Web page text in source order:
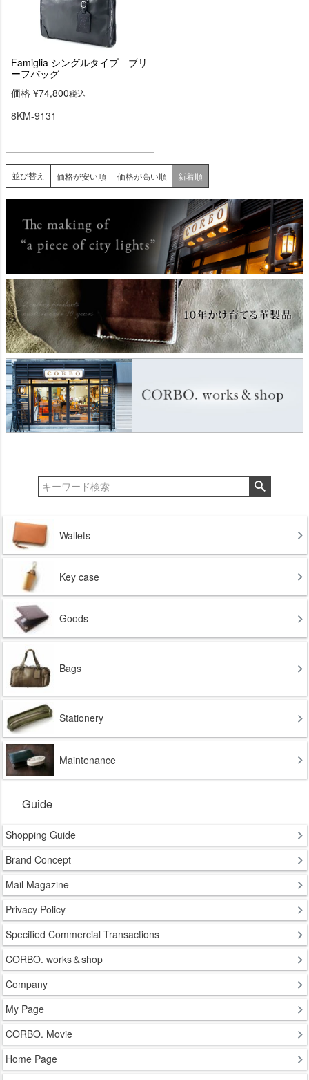
Famiglia シングルタイプ ブリ
ーフバッグ
価格 ¥74,800税込
8KM-9131
並び替え 価格が安い順 価格が高い順 新着順
Wallets
Key case
Goods
Bags
Stationery
Maintenance
Guide
Shopping Guide
Brand Concept
Mail Magazine
Privacy Policy
Specified Commercial Transactions
CORBO. works＆shop
Company
My Page
CORBO. Movie
Home Page